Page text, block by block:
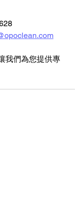
我們為您提供專